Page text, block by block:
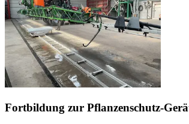
Fortbildung zur Pflanzenschutz-